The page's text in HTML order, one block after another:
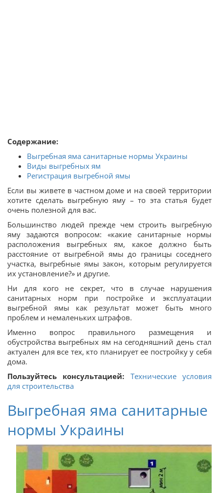
Содержание:
Выгребная яма санитарные нормы Украины
Виды выгребных ям
Регистрация выгребной ямы
Если вы живете в частном доме и на своей территории
хотите сделать выгребную яму – то эта статья будет
очень полезной для вас.
Большинство людей прежде чем строить выгребную
яму задаются вопросом: «какие санитарные нормы
расположения выгребных ям, какое должно быть
расстояние от выгребной ямы до границы соседнего
участка, выгребные ямы закон, которым регулируется
их установление?» и другие.
Ни для кого не секрет, что в случае нарушения
санитарных норм при постройке и эксплуатации
выгребной ямы как результат может быть много
проблем и немаленьких штрафов.
Именно вопрос правильного размещения и
обустройства выгребных ям на сегодняшний день стал
актуален для все тех, кто планирует ее постройку у себя
дома.
Пользуйтесь консультацией:
Технические условия
для строительства
Выгребная яма санитарные
нормы Украины